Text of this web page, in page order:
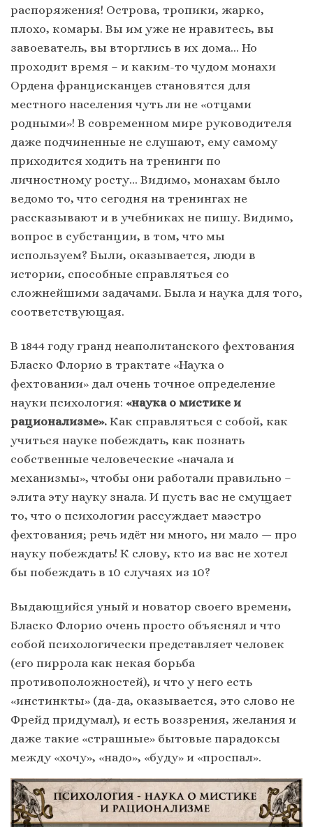
распоряжения! Острова, тропики, жарко,
плохо, комары. Вы им уже не нравитесь, вы
завоеватель, вы вторглись в их дома… Но
проходит время – и каким-то чудом монахи
Ордена францисканцев становятся для
местного населения чуть ли не «отцами
родными»! В современном мире руководителя
даже подчиненные не слушают, ему самому
приходится ходить на тренинги по
личностному росту… Видимо, монахам было
ведомо то, что сегодня на тренингах не
рассказывают и в учебниках не пишу. Видимо,
вопрос в субстанции, в том, что мы
используем? Были, оказывается, люди в
истории, способные справляться со
сложнейшими задачами. Была и наука для того,
соответствующая.
В 1844 году гранд неаполитанского фехтования
Бласко Флорио в трактате «Наука о
фехтовании» дал очень точное определение
науки психология: «наука о мистике и
рационализме». Как справляться с собой, как
учиться науке побеждать, как познать
собственные человеческие «начала и
механизмы», чтобы они работали правильно –
элита эту науку знала. И пусть вас не смущает
то, что о психологии рассуждает маэстро
фехтования; речь идёт ни много, ни мало — про
науку побеждать! К слову, кто из вас не хотел
бы побеждать в 10 случаях из 10?
Выдающийся уный и новатор своего времени,
Бласко Флорио очень просто объяснял и что
собой психологически представляет человек
(его пиррола как некая борьба
противоположностей), и что у него есть
«инстинкты» (да-да, оказывается, это слово не
Фрейд придумал), и есть воззрения, желания и
даже такие «страшные» бытовые парадоксы
между «хочу», «надо», «буду» и «проспал».